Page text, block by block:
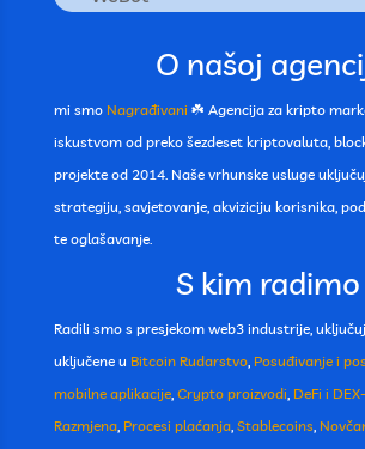
O našoj
mi smo Nagrađivani ☘️ Agencija za kripto
iskustvom od preko šezdeset kriptovaluta,
projekte od 2014. Naše vrhunske usluge
strategiju, savjetovanje, akviziciju korisnika,
te oglašavanje.
S kim radimo
Radili smo s presjekom web3 industrije,
uključene u Bitcoin Rudarstvo, Posuđivanje i
mobilne aplikacije, Crypto proizvodi, DeFi i
Razmjena, Procesi plaćanja, Stablecoins,